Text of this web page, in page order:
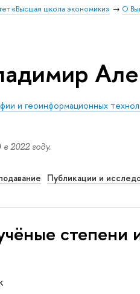
«Высшая школа экономики» О
и геоинформационных
2022 году.
Публикации и
степени